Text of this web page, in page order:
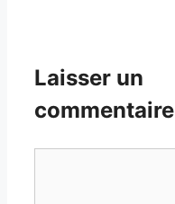
Laisser un
commentaire